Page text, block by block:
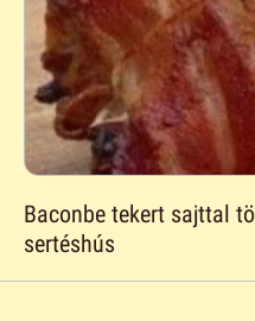
Baconbe tekert sajttal
sertéshús